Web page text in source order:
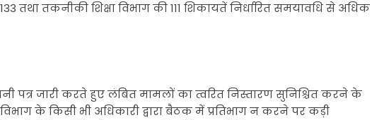
तथा तकनीकी शिक्षा विभाग की 111 शिकायतें निर्धारित समयावधि से अधिक
पत्र जारी करते हुए लंबित मामलों का त्वरित निस्तारण सुनिश्चित करने के
विभाग के किसी भी अधिकारी द्वारा बैठक में प्रतिभाग न करने पर कड़ी